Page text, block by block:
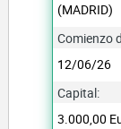
(MADRID)
Comienzo
12/06/26
Capital:
3.000,00